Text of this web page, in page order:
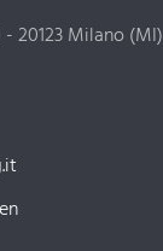
20123 Milano (MI)